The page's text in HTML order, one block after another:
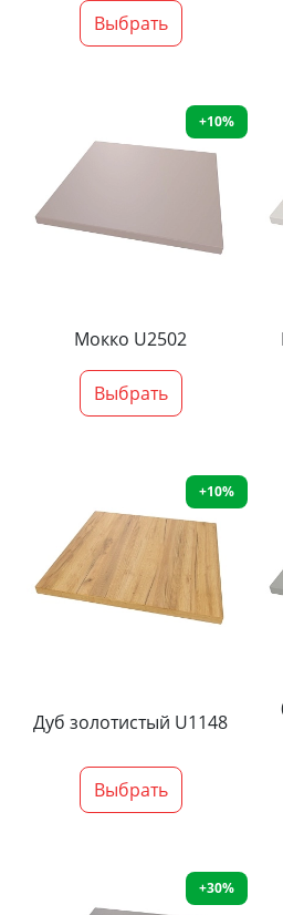
Выбрать
+10%
Мокко U2502
Выбрать
+10%
Дуб золотистый U1148
Выбрать
+30%